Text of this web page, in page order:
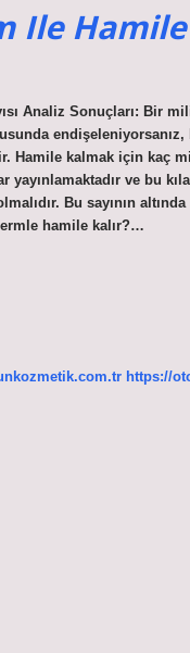
Ile Hamile
Analiz Sonuçları: Bir
Hamile kalmak için kaç
yayınlamaktadır ve bu
Bu sayının
hamile kalır?…
https://